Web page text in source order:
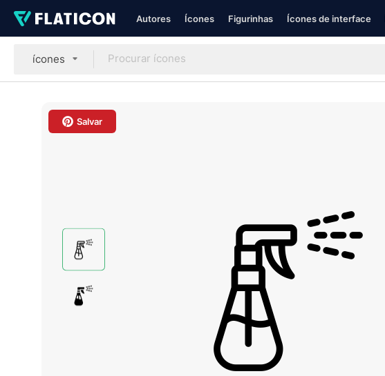
Autores Ícones Figurinhas Ícones de interface
ícones
Salvar